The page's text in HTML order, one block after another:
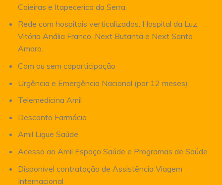
Caieiras e Itapecerica da Serra.
Rede com hospitais verticalizados: Hospital da Luz,
Vitória Anália Franco, Next Butantã e Next Santo
Amaro.
Com ou sem coparticipação
Urgência e Emergência Nacional (por 12 meses)
Telemedicina Amil
Desconto Farmácia
Amil Ligue Saúde
Acesso ao Amil Espaço Saúde e Programas de Saúde
Disponível contratação de Assistência Viagem
Internacional